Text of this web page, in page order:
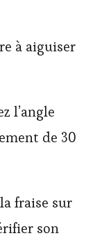
à aiguiser
l’angle
de 30
fraise sur
son